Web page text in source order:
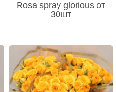
Rosa spray glorious от
30шт